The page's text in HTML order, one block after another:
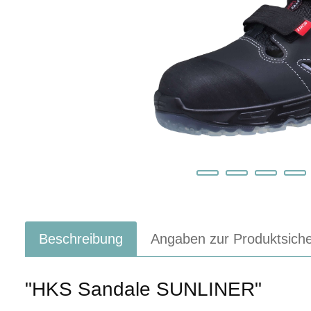
Beschreibung Angaben zur
"HKS Sandale SUNLINER"